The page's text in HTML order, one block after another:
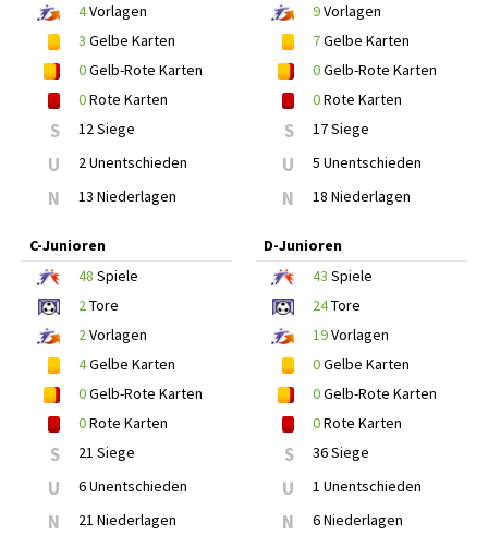
4Vorlagen
3 Gelbe Karten
0Gelb-Rote Karten
0Rote Karten
S 12 Siege
U 2 Unentschieden
N 13 Niederlagen
9Vorlagen
7Gelbe Karten
0Gelb-Rote Karten
0Rote Karten
S 17 Siege
U 5 Unentschieden
N 18 Niederlagen
C-Junioren
48 Spiele
2Tore
2Vorlagen
4Gelbe Karten
0Gelb-Rote Karten
0Rote Karten
S 21 Siege
U 6 Unentschieden
N 21 Niederlagen
D-Junioren
43 Spiele
24Tore
19Vorlagen
0Gelbe Karten
0Gelb-Rote Karten
0Rote Karten
S 36 Siege
U 1 Unentschieden
N 6 Niederlagen